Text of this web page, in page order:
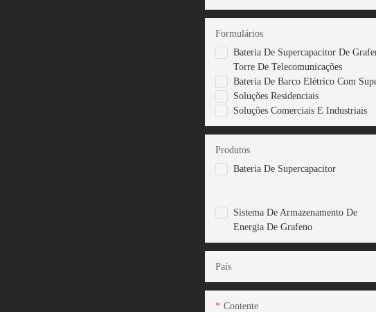
Bateria De Supercapacitor De
Torre De Telecomunicações
Bateria De Barco Elétrico Com
Soluções Residenciais
Soluções Comerciais E Industriais
Formulários
Bateria De Supercapacitor
Sistema De Armazenamento De
Energia De Grafeno
Produtos
País
Contente